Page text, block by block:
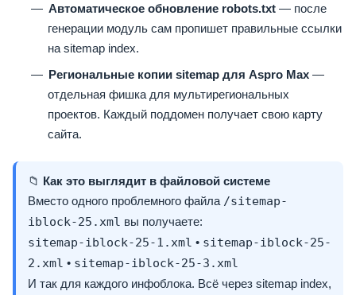
Автоматическое обновление robots.txt— после
генерации модуль сам пропишет правильные ссылки
на sitemap index.
Региональные копии sitemap для Aspro Max—
отдельная фишка для мультирегиональных
проектов. Каждый поддомен получает свою карту
сайта.
📁 Как это выглядит в файловой системе
Вместо одного проблемного файла /sitemap-
iblock-25.xml вы получаете:
sitemap-iblock-25-1.xml • sitemap-iblock-25-
2.xml • sitemap-iblock-25-3.xml
И так для каждого инфоблока. Всё через sitemap index,